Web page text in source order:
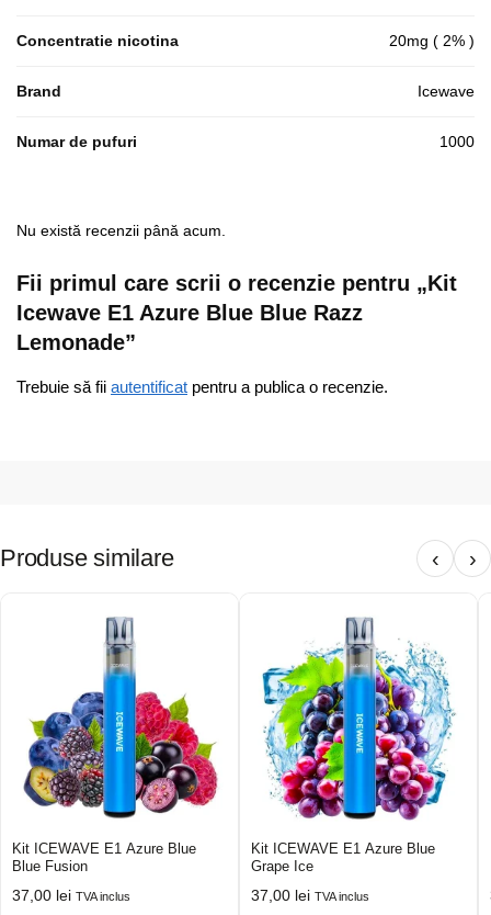
Concentratie nicotina 20mg ( 2% )
Brand Icewave
Numar de pufuri 1000
Nu există recenzii până acum.
Fii primul care scrii o recenzie pentru „Kit
Icewave E1 Azure Blue Blue Razz
Lemonade”
Trebuie să fii autentificat pentru a publica o recenzie.
Produse similare ‹ ›
Kit ICEWAVE E1 Azure Blue
Blue Fusion
37,00 lei TVA inclus
Kit ICEWAVE E1 Azure Blue
Grape Ice
37,00 lei TVA inclus